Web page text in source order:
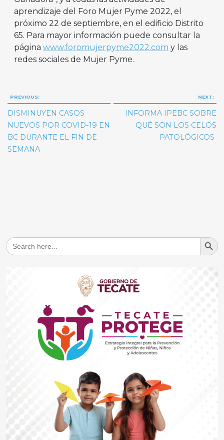
aprendizaje del Foro Mujer Pyme 2022, el
próximo 22 de septiembre, en el edificio Distrito
65. Para mayor información puede consultar la
página www.foromujerpyme2022.com y las
redes sociales de Mujer Pyme.
Navegación
de
entradas
PREVIOUS:
DISMINUYEN CASOS
NUEVOS POR COVID-19 EN
BC DURANTE EL FIN DE
SEMANA
NEXT:
INFORMA IPEBC SOBRE
QUÉ SON LOS CELOS
PATOLÓGICOS
Search
for:
Search